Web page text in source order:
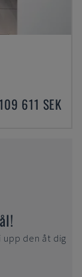
611 SEK
upp den åt dig